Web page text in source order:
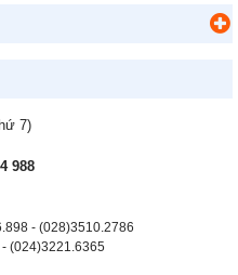
7)
988
- (028)3510.2786
- (024)3221.6365